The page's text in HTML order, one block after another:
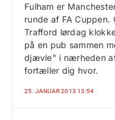
Fulham er
runde af FA
Trafford lørdag
på en pub sammen
djævle" i nærheden
fortæller dig hvor.
25. JANUAR 2013 13:54